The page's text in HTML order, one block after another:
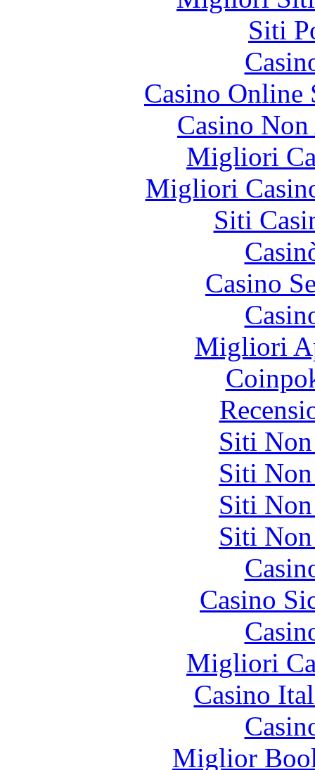
Siti
Casino
Casino
Migliori
Migliori
Siti
Casino
Migliori
Siti
Siti
Siti
Siti
Casino
Migliori
Casino
Miglior